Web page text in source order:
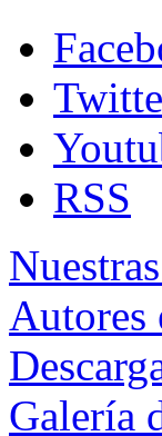
RSS
Autores
Galería